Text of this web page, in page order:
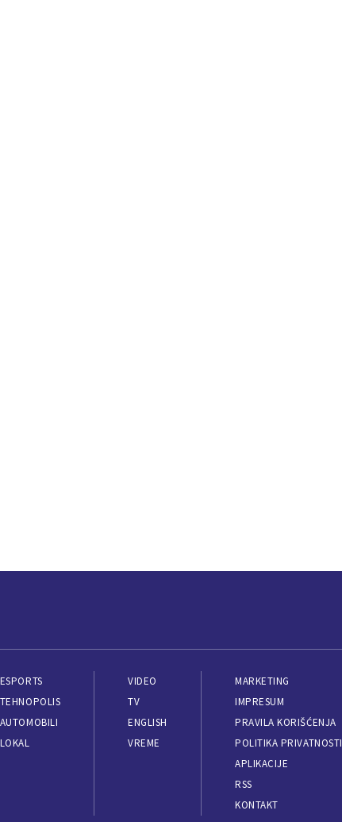
ESPORTS
TEHNOPOLIS
AUTOMOBILI
LOKAL
VIDEO
TV
ENGLISH
VREME
MARKETING
IMPRESUM
PRAVILA KORIŠĆENJA
POLITIKA PRIVATNOSTI
APLIKACIJE
RSS
KONTAKT